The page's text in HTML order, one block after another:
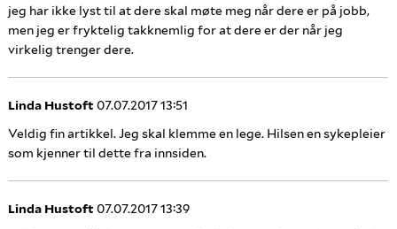
jeg har ikke lyst til at dere skal møte meg når dere er på jobb,
men jeg er fryktelig takknemlig for at dere er der når jeg
virkelig trenger dere.
Linda Hustoft 07.07.2017 13:51
Veldig fin artikkel. Jeg skal klemme en lege. Hilsen en sykepleier
som kjenner til dette fra innsiden.
Linda Hustoft 07.07.2017 13:39